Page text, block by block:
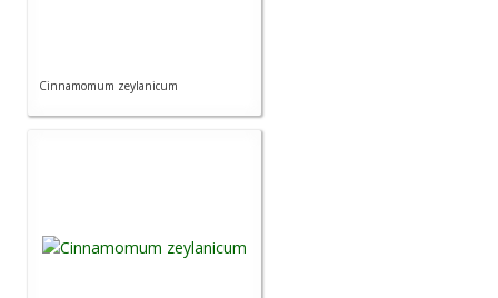
Cinnamomum zeylanicum